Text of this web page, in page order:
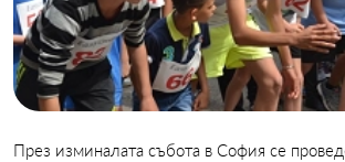
През изминалата събота в София се